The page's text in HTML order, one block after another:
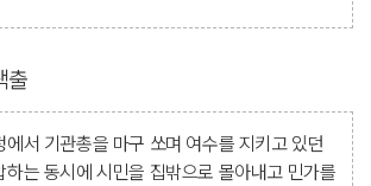
출
에서 기관총을 마구 쏘며 여수를 지키고 있던
하는 동시에 시민을 집밖으로 몰아내고 민가를